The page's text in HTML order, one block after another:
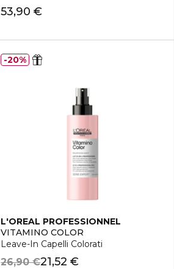
53,90 €
L'OREAL PROFESSIONNEL
VITAMINO COLOR
Leave-In Capelli Colorati
21,52 €
26,90 €
20%